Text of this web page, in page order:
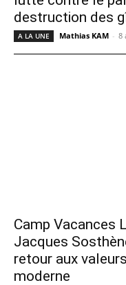
destruction des
A LA UNE Mathias KAM - 8
Camp Vacances
Jacques
retour aux
moderne